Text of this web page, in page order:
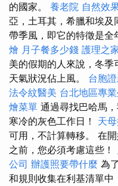
的國家。 養老院 自然效
亞，土耳其，希臘和埃
帶季風，即它的特徵是全
燴 月子餐多少錢 護理之
美的假期的人來說，冬
天氣狀況佔上風。 台胞
法令紋醫美 台北地區專
燴菜單 通過尋找巴哈馬
寒冷的灰色工作日！ 天
可用，不計算轉移。 在
之前，您必須考慮這些！
公司 辦護照要帶什麼 為
和規則收集在利基清單中